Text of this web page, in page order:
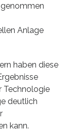
Anlage
haben diese
Technologie
deutlich
kann.